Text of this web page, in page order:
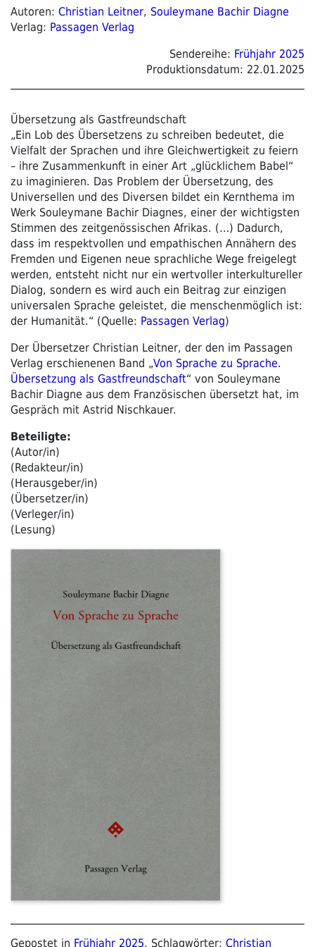
Autoren: Christian Leitner, Souleymane Bachir Diagne
Verlag: Passagen Verlag
Sendereihe: Frühjahr 2025
Produktionsdatum: 22.01.2025
Übersetzung als Gastfreundschaft
„Ein Lob des Übersetzens zu schreiben bedeutet, die
Vielfalt der Sprachen und ihre Gleichwertigkeit zu feiern
– ihre Zusammenkunft in einer Art „glücklichem Babel“
zu imaginieren. Das Problem der Übersetzung, des
Universellen und des Diversen bildet ein Kernthema im
Werk Souleymane Bachir Diagnes, einer der wichtigsten
Stimmen des zeitgenössischen Afrikas. (…) Dadurch,
dass im respektvollen und empathischen Annähern des
Fremden und Eigenen neue sprachliche Wege freigelegt
werden, entsteht nicht nur ein wertvoller interkultureller
Dialog, sondern es wird auch ein Beitrag zur einzigen
universalen Sprache geleistet, die menschenmöglich ist:
der Humanität.“ (Quelle: Passagen Verlag)
Der Übersetzer Christian Leitner, der den im Passagen
Verlag erschienenen Band „Von Sprache zu Sprache.
Übersetzung als Gastfreundschaft“ von Souleymane
Bachir Diagne aus dem Französischen übersetzt hat, im
Gespräch mit Astrid Nischkauer.
Beteiligte:
(Autor/in)
(Redakteur/in)
(Herausgeber/in)
(Übersetzer/in)
(Verleger/in)
(Lesung)
Gepostet in Frühjahr 2025, Schlagwörter: Christian